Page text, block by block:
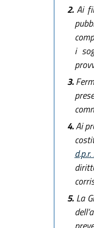
2.Ai
i
3.
4.Ai
5.La